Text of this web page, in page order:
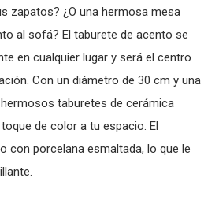
zapatos? ¿O una hermosa mesa
al sofá? El taburete de acento se
en cualquier lugar y será el centro
Con un diámetro de 30 cm y una
taburetes de cerámica
de color a tu espacio. El
con porcelana esmaltada, lo que le